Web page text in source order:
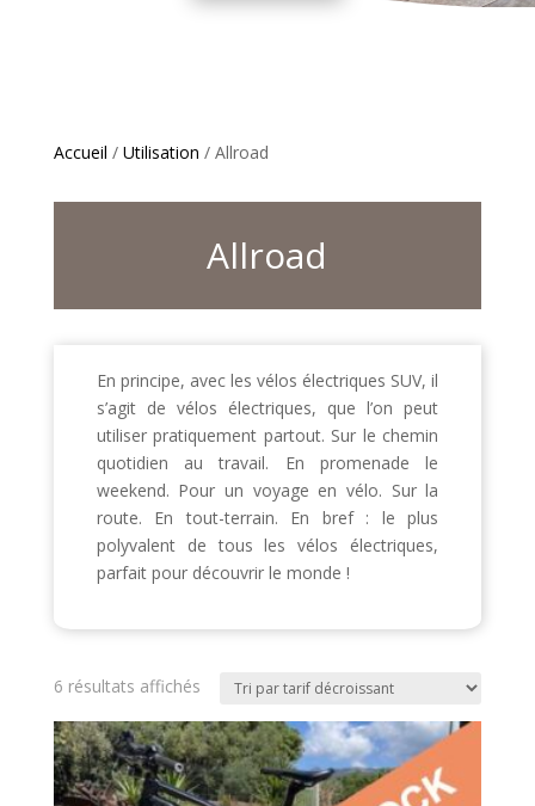
Accueil / Utilisation / Allroad
Allroad
En principe, avec les vélos électriques SUV, il
s’agit de vélos électriques, que l’on peut
utiliser pratiquement partout. Sur le chemin
quotidien au travail. En promenade le
weekend. Pour un voyage en vélo. Sur la
route. En tout-terrain. En bref : le plus
polyvalent de tous les vélos électriques,
parfait pour découvrir le monde !
6 résultats affichésTrié
prix
décroissant